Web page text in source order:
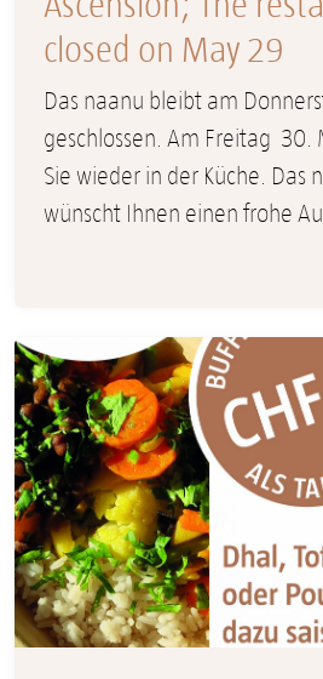
closed on May 29
Das naanu bleibt am
geschlossen. Am Freitag 30.
Sie wieder in der Küche. Das
wünscht Ihnen einen frohe